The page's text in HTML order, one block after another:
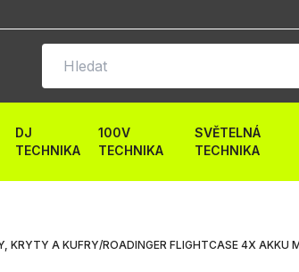
DJ
TECHNIKA
100V
TECHNIKA
SVĚTELNÁ
TECHNIKA
KRYTY A KUFRY/ROADINGER FLIGHTCASE 4X AKKU